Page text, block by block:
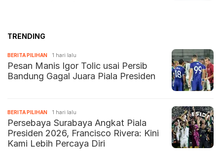
TRENDING
BERITA PILIHAN 1 hari lalu
Pesan Manis Igor Tolic usai Persib
Bandung Gagal Juara Piala Presiden
BERITA PILIHAN 1 hari lalu
Persebaya Surabaya Angkat Piala
Presiden 2026, Francisco Rivera: Kini
Kami Lebih Percaya Diri